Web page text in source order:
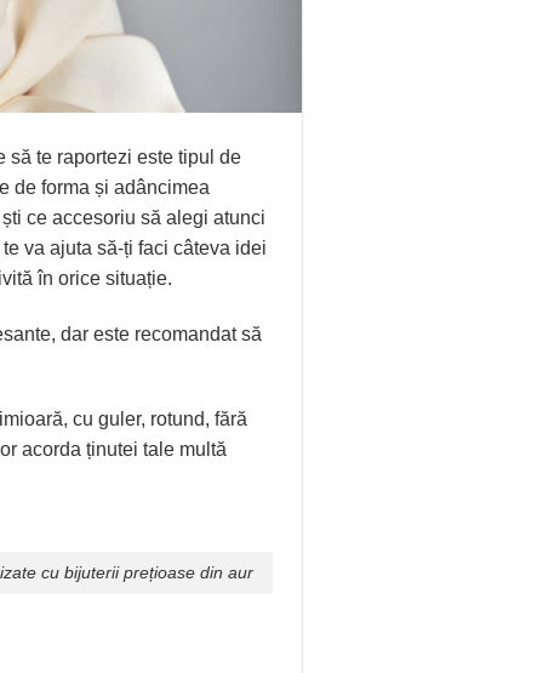
să te raportezi este tipul de
de forma și adâncimea
ce accesoriu să alegi atunci
va ajuta să-ți faci câteva idei
în orice situație.
dar este recomandat să
cu guler, rotund, fără
acorda ținutei tale multă
cu bijuterii prețioase din aur